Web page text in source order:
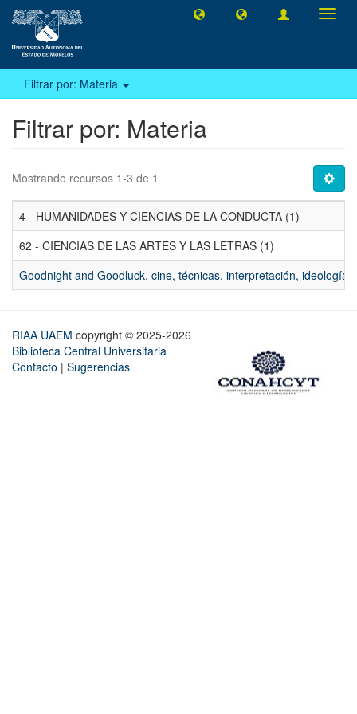
Filtrar por: Materia
Filtrar por: Materia
Mostrando recursos 1-3 de 1
4 - HUMANIDADES Y CIENCIAS DE LA CONDUCTA (1)
62 - CIENCIAS DE LAS ARTES Y LAS LETRAS (1)
Goodnight and Goodluck, cine, técnicas, interpretación, ideología.
RIAA UAEM copyright © 2025-2026
Biblioteca Central Universitaria
Contacto | Sugerencias